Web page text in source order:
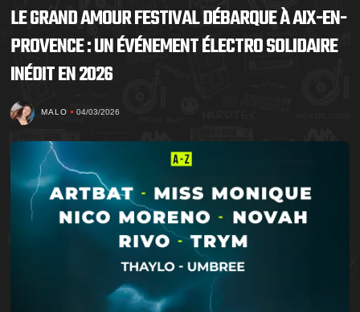
LE GRAND AMOUR FESTIVAL DÉBARQUE À AIX-EN-
PROVENCE : UN ÉVÉNEMENT ÉLECTRO SOLIDAIRE
INÉDIT EN 2026
MALO 04/03/2026